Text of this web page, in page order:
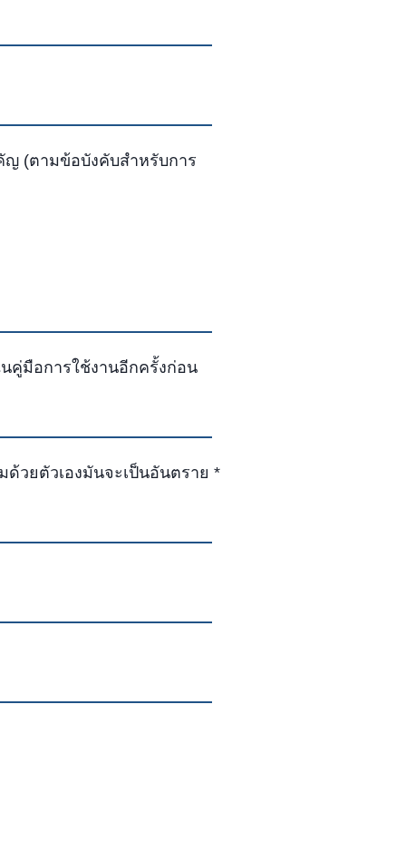
ญ (ตามข้อบังคับสําหรับการ
คู่มือการใช้งานอีกครั้งก่อน
ยตัวเองมันจะเป็นอันตราย *